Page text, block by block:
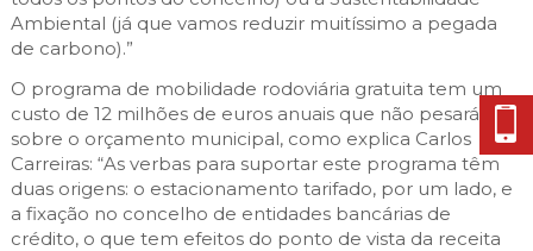
Ambiental (já que vamos reduzir muitíssimo a pegada
de carbono).”
O programa de mobilidade rodoviária gratuita tem um
custo de 12 milhões de euros anuais que não pesará
sobre o orçamento municipal, como explica Carlos
Carreiras: “As verbas para suportar este programa têm
duas origens: o estacionamento tarifado, por um lado, e
a fixação no concelho de entidades bancárias de
crédito, o que tem efeitos do ponto de vista da receita